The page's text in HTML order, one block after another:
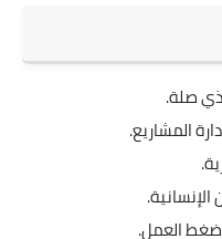
صلة.
ضغط العمل.